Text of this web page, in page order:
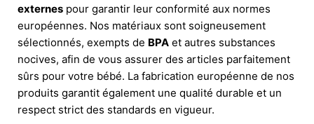
externes pour garantir leur conformité aux normes
européennes. Nos matériaux sont soigneusement
sélectionnés, exempts de BPA et autres substances
nocives, afin de vous assurer des articles parfaitement
sûrs pour votre bébé. La fabrication européenne de nos
produits garantit également une qualité durable et un
respect strict des standards en vigueur.